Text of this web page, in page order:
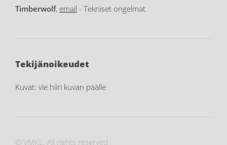
Timberwolf, email - Tekniset ongelmat
Tekijänoikeudet
Kuvat: vie hiiri kuvan päälle
© VMKL. All rights reserved